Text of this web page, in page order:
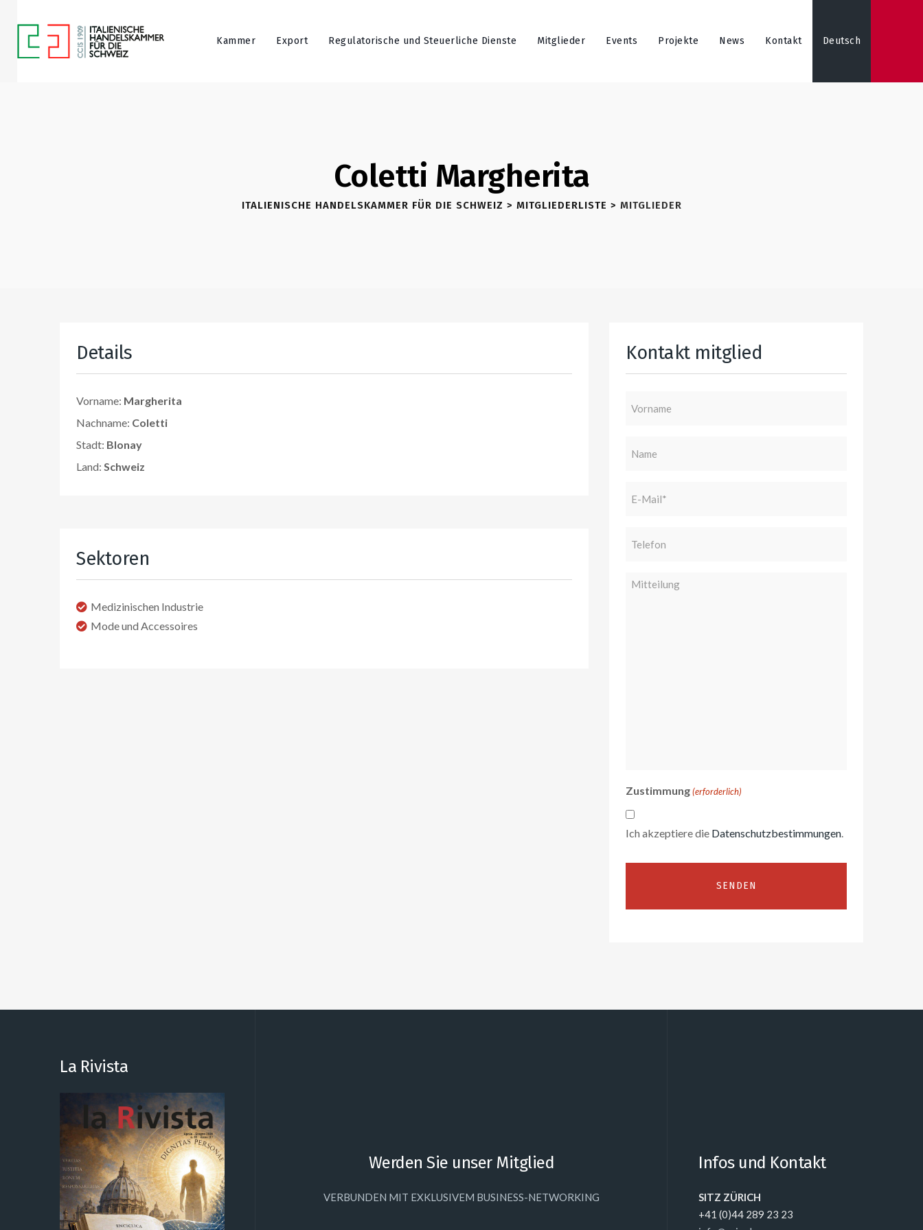
Kammer Export Regulatorische und Steuerliche Dienste Mitglieder Events Projekte News Kontakt Deutsch
Coletti Margherita
ITALIENISCHE HANDELSKAMMER FÜR DIE SCHWEIZ > MITGLIEDERLISTE > MITGLIEDER
Details
Vorname: Margherita
Nachname: Coletti
Stadt: Blonay
Land: Schweiz
Sektoren
Medizinischen Industrie
Mode und Accessoires
Kontakt mitglied
Mitteilung
Zustimmung (erforderlich)
Ich akzeptiere die Datenschutzbestimmungen.
La Rivista
Werden Sie unser Mitglied
VERBUNDEN MIT EXKLUSIVEM BUSINESS-NETWORKING
Infos und Kontakt
SITZ ZÜRICH
+41 (0)44 289 23 23